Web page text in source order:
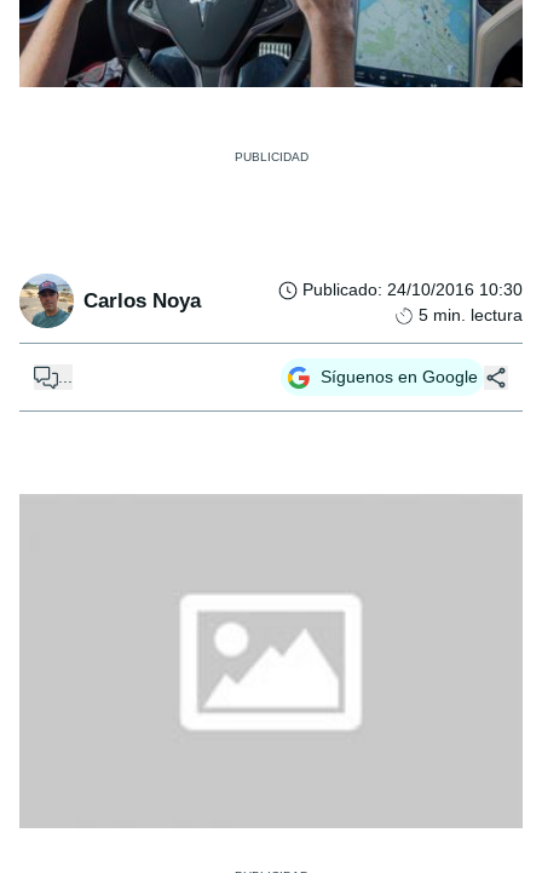
Carlos Noya Publicado: 24/10/2016 10:30
5 min. lectura
... Síguenos en Google